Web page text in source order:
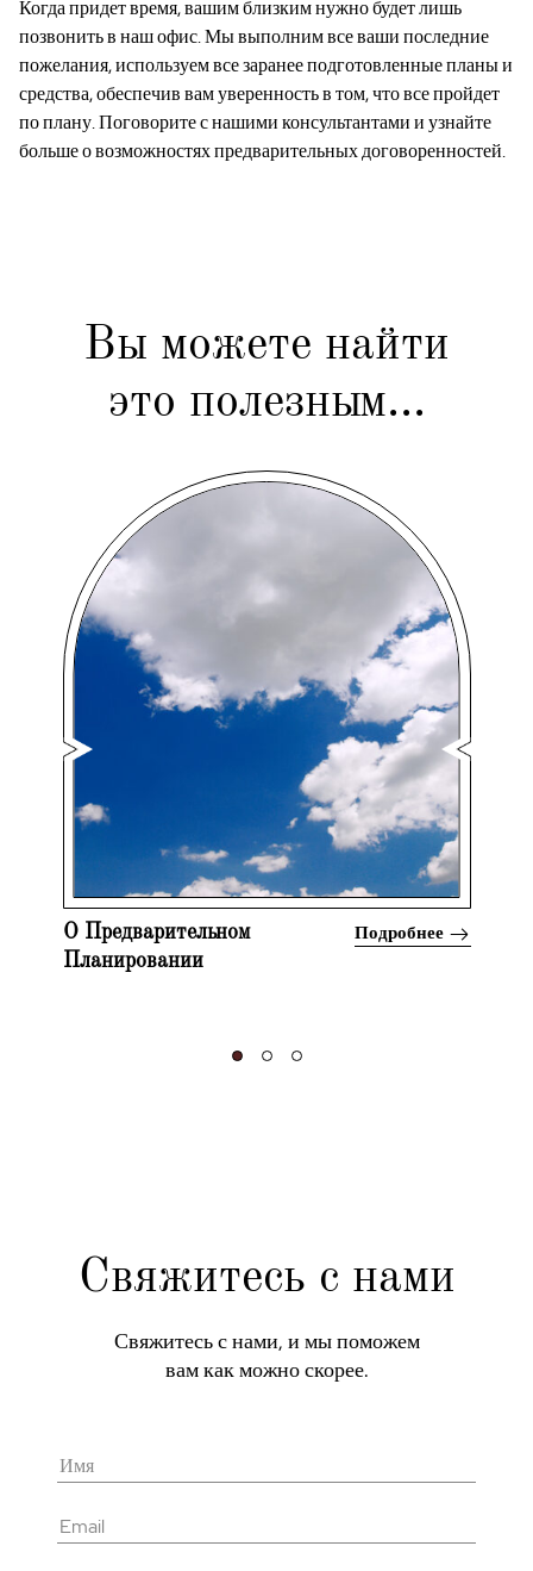
Когда придет время, вашим близким нужно будет лишь
позвонить в наш офис. Мы выполним все ваши последние
пожелания, используем все заранее подготовленные планы и
средства, обеспечив вам уверенность в том, что все пройдет
по плану. Поговорите с нашими консультантами и узнайте
больше о возможностях предварительных договоренностей.
Вы можете найти
это полезным...
О Предварительном
Планировании
Подробнее
Свяжитесь с нами
Свяжитесь с нами, и мы поможем
вам как можно скорее.